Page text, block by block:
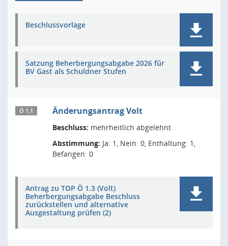
Beschlussvorlage
Satzung Beherbergungsabgabe 2026 für
BV Gast als Schuldner Stufen
Ö 1.1 Änderungsantrag Volt
Beschluss: mehrheitlich abgelehnt
Abstimmung: Ja: 1, Nein: 0, Enthaltung: 1,
Befangen: 0
Antrag zu TOP Ö 1.3 (Volt)
Beherbergungsabgabe Beschluss
zurückstellen und alternative
Ausgestaltung prüfen (2)